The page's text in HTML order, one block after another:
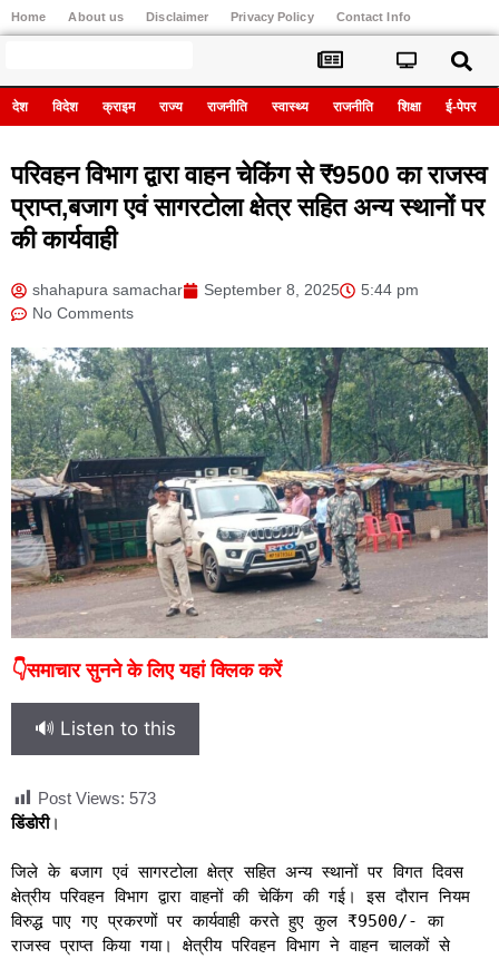
Home About us Disclaimer Privacy Policy Contact Info
देश विदेश क्राइम राज्य राजनीति स्वास्थ्य राजनीति शिक्षा ई-पेपर
परिवहन विभाग द्वारा वाहन चेकिंग से ₹9500 का राजस्व
प्राप्त,बजाग एवं सागरटोला क्षेत्र सहित अन्य स्थानों पर
की कार्यवाही
shahapura samachar September 8, 2025
5:44 pm
No Comments
👇समाचार सुनने के लिए यहां क्लिक करें
🔊 Listen to this
Post Views: 573
डिंडोरी।
जिले के बजाग एवं सागरटोला क्षेत्र सहित अन्य स्थानों पर विगत दिवस
क्षेत्रीय परिवहन विभाग द्वारा वाहनों की चेकिंग की गई। इस दौरान नियम
विरुद्ध पाए गए प्रकरणों पर कार्यवाही करते हुए कुल ₹9500/- का
राजस्व प्राप्त किया गया। क्षेत्रीय परिवहन विभाग ने वाहन चालकों से